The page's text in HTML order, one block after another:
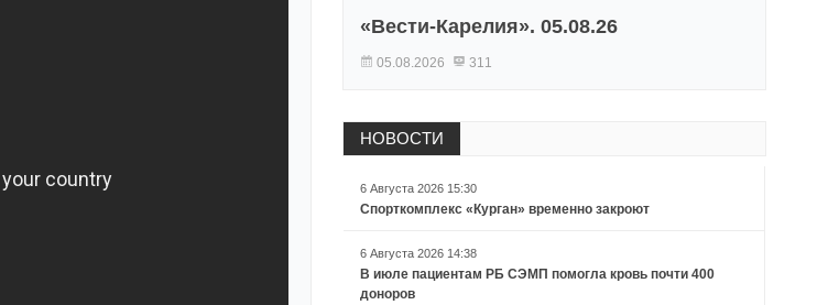
«Вести-Карелия». 05.08.26
05.08.2026 311
НОВОСТИ
6 Августа 2026 15:30
Спорткомплекс «Курган» временно закроют
6 Августа 2026 14:38
В июле пациентам РБ СЭМП помогла кровь почти 400
доноров